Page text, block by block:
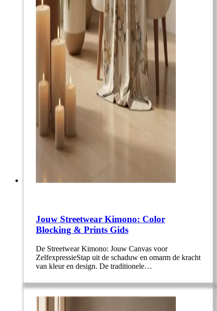
Jouw Streetwear Kimono: Color
Blocking & Prints Gids
De Streetwear Kimono: Jouw Canvas voor
ZelfexpressieStap uit de schaduw en omarm de kracht
van kleur en design. De traditionele…